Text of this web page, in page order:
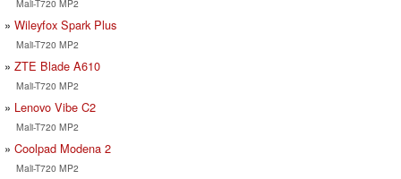
Mali-T720 MP2
Wileyfox Spark Plus
Mali-T720 MP2
ZTE Blade A610
Mali-T720 MP2
Lenovo Vibe C2
Mali-T720 MP2
Coolpad Modena 2
Mali-T720 MP2